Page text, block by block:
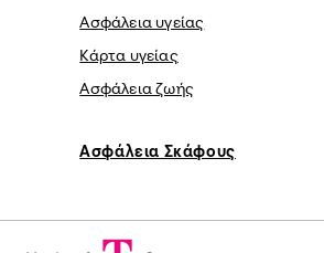
Ασφάλεια υγείας
Κάρτα υγείας
Ασφάλεια ζωής
Ασφάλεια Σκάφους